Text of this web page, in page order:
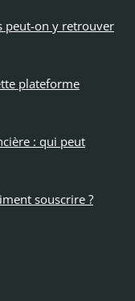
peut-on y retrouver
plateforme
: qui peut
souscrire ?